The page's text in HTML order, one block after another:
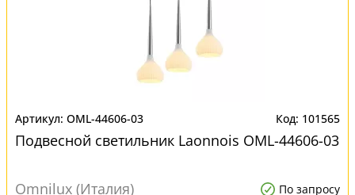
OML-44606-03 101565
Подвесной светильник Laonnois OML-44606-03
Omnilux (Италия) По запросу